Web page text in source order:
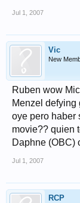
Jul 1, 2007
Vic
New
Ruben wow
Menzel defying
oye pero haber
movie?? quien
Daphne (OBC)
Jul 1, 2007
RCP